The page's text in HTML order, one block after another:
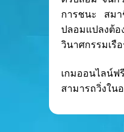
การชนะ สมา
ปลอมแปลงต้
วินาศกรรมเรื
เกมออนไลน์
สามารถวิ่งใน